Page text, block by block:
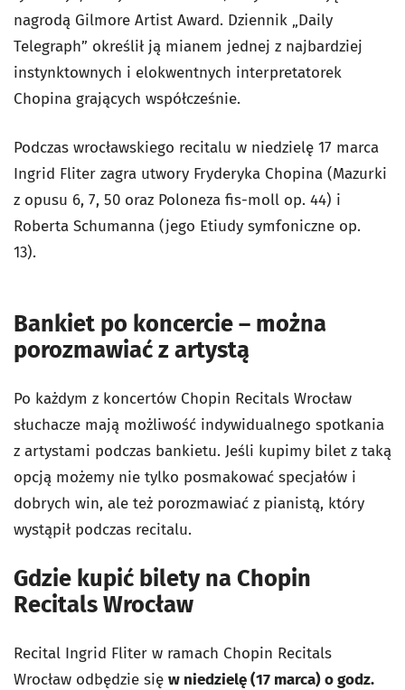
nagrodą Gilmore Artist Award. Dziennik „Daily
Telegraph” określił ją mianem jednej z najbardziej
instynktownych i elokwentnych interpretatorek
Chopina grających współcześnie.
Podczas wrocławskiego recitalu w niedzielę 17 marca
Ingrid Fliter zagra utwory Fryderyka Chopina (Mazurki
z opusu 6, 7, 50 oraz Poloneza fis-moll op. 44) i
Roberta Schumanna (jego Etiudy symfoniczne op.
13).
Bankiet po koncercie – można
porozmawiać z artystą
Po każdym z koncertów Chopin Recitals Wrocław
słuchacze mają możliwość indywidualnego spotkania
z artystami podczas bankietu. Jeśli kupimy bilet z taką
opcją możemy nie tylko posmakować specjałów i
dobrych win, ale też porozmawiać z pianistą, który
wystąpił podczas recitalu.
Gdzie kupić bilety na Chopin
Recitals Wrocław
Recital Ingrid Fliter w ramach Chopin Recitals
Wrocław odbędzie się w niedzielę (17 marca) o godz.